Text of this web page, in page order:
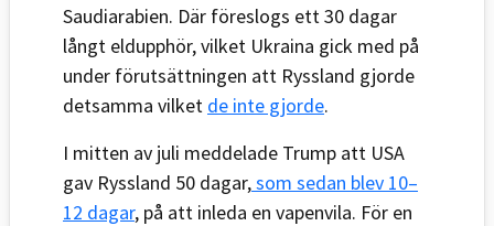
Saudiarabien. Där föreslogs ett 30 dagar
långt eldupphör, vilket Ukraina gick med på
under förutsättningen att Ryssland gjorde
detsamma vilket de inte gjorde.
I mitten av juli meddelade Trump att USA
gav Ryssland 50 dagar,som sedan blev 10–
12 dagar, på att inleda en vapenvila. För en